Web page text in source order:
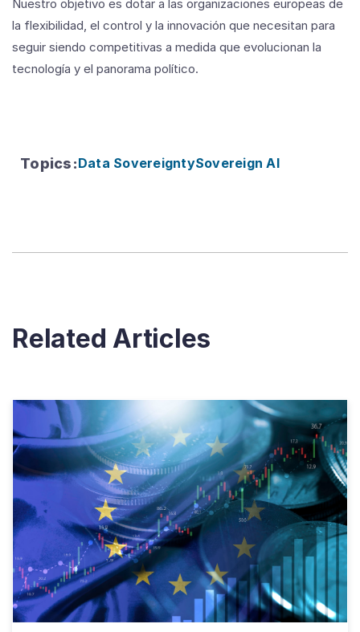
Nuestro objetivo es dotar a las organizaciones europeas de
la flexibilidad, el control y la innovación que necesitan para
seguir siendo competitivas a medida que evolucionan la
tecnología y el panorama político.
Topics:Data SovereigntySovereign AI
Related Articles